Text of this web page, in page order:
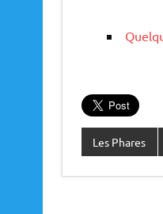
Les Phares